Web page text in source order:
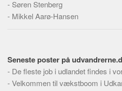
- Søren Stenberg
- Mikkel Aarø-Hansen
Seneste poster på
- De fleste job i udlandet findes i
-Velkommen til vækstboom i